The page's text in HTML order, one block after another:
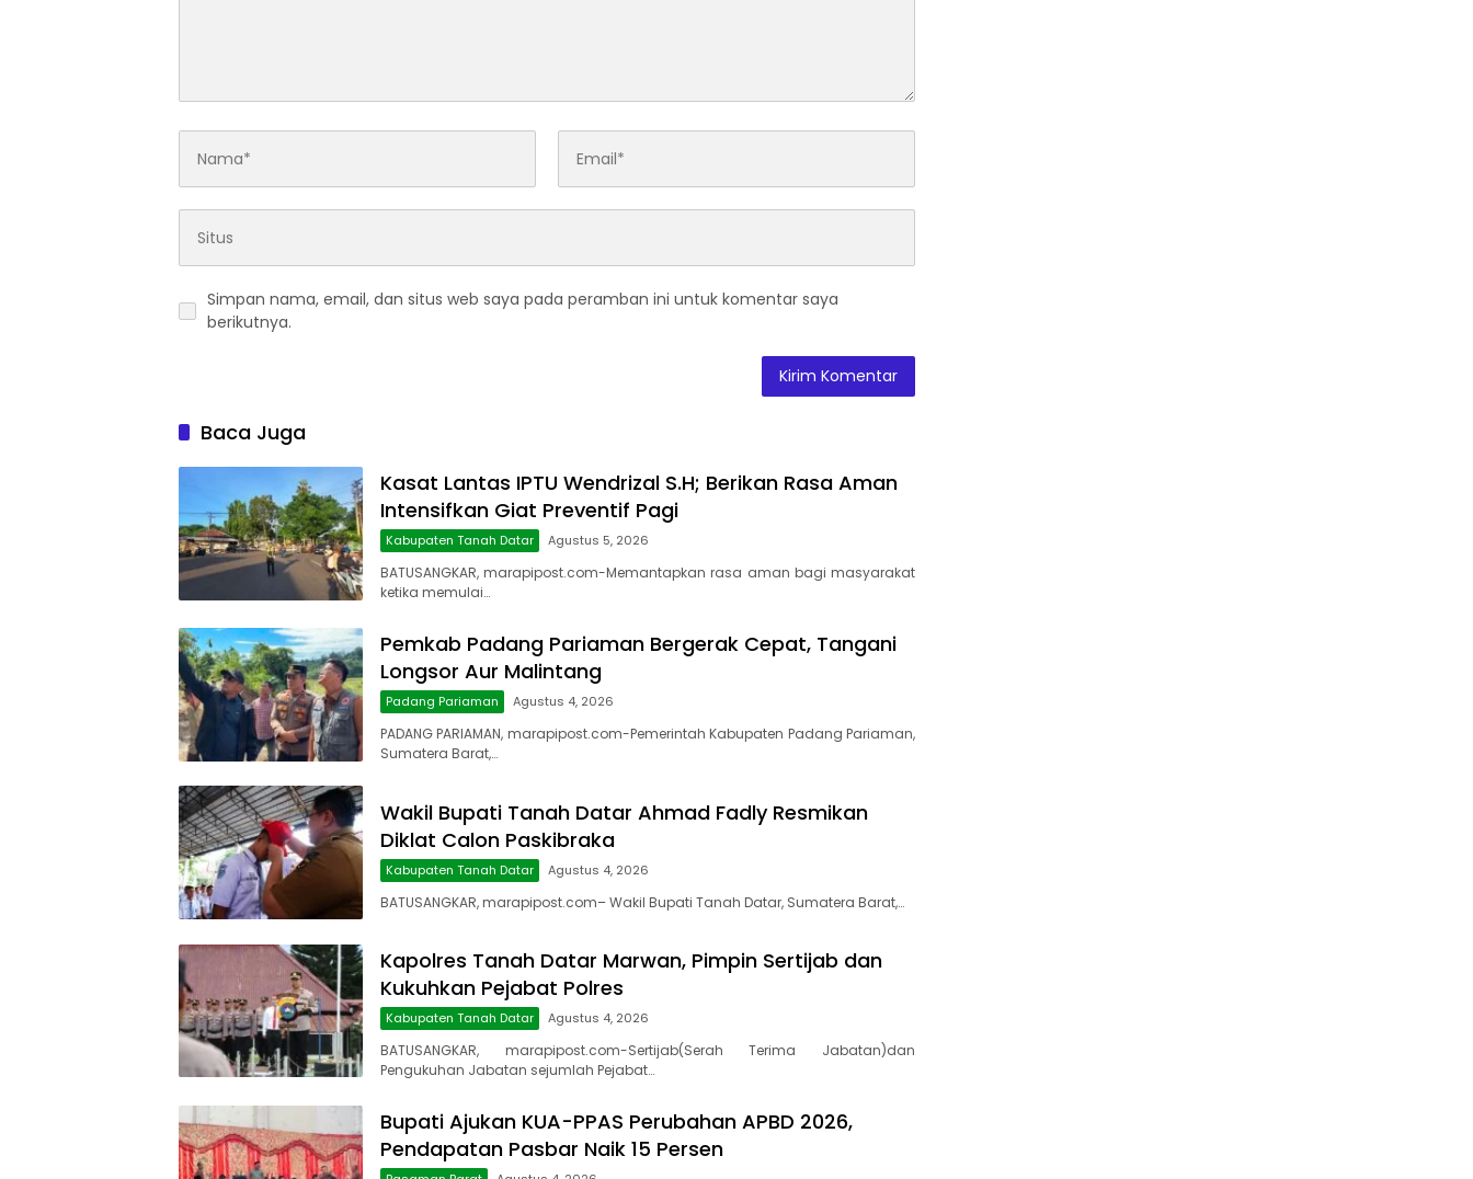
Simpan nama, email, dan situs web saya pada peramban ini untuk komentar saya
berikutnya.
Baca Juga
Kasat Lantas IPTU Wendrizal S.H; Berikan Rasa Aman
Intensifkan Giat Preventif Pagi
Kabupaten Tanah Datar Agustus 5, 2026
BATUSANGKAR, marapipost.com-Memantapkan rasa aman bagi masyarakat
ketika memulai…
Pemkab Padang Pariaman Bergerak Cepat, Tangani
Longsor Aur Malintang
Padang Pariaman Agustus 4, 2026
PADANG PARIAMAN, marapipost.com-Pemerintah Kabupaten Padang Pariaman,
Sumatera Barat,…
Wakil Bupati Tanah Datar Ahmad Fadly Resmikan
Diklat Calon Paskibraka
Kabupaten Tanah Datar Agustus 4, 2026
BATUSANGKAR, marapipost.com– Wakil Bupati Tanah Datar, Sumatera Barat,…
Kapolres Tanah Datar Marwan, Pimpin Sertijab dan
Kukuhkan Pejabat Polres
Kabupaten Tanah Datar Agustus 4, 2026
BATUSANGKAR, marapipost.com-Sertijab(Serah Terima Jabatan)dan
Pengukuhan Jabatan sejumlah Pejabat…
Bupati Ajukan KUA-PPAS Perubahan APBD 2026,
Pendapatan Pasbar Naik 15 Persen